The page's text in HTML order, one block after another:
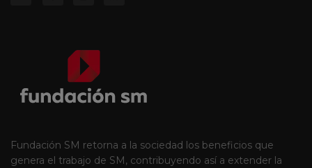
Fundación SM retorna a la sociedad los beneficios que
genera el trabajo de SM, contribuyendo así a extender la